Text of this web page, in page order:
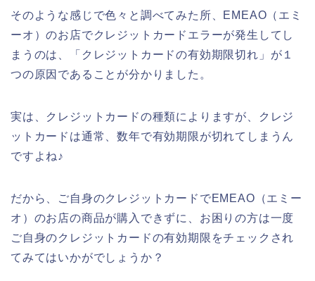
そのような感じで色々と調べてみた所、EMEAO（エミ
ーオ）のお店でクレジットカードエラーが発生してし
まうのは、「クレジットカードの有効期限切れ」が１
つの原因であることが分かりました。
実は、クレジットカードの種類によりますが、クレジ
ットカードは通常、数年で有効期限が切れてしまうん
ですよね♪
だから、ご自身のクレジットカードでEMEAO（エミー
オ）のお店の商品が購入できずに、お困りの方は一度
ご自身のクレジットカードの有効期限をチェックされ
てみてはいかがでしょうか？